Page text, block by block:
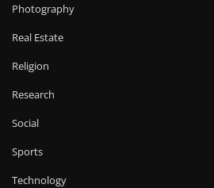
Photography
Real Estate
Religion
Research
Social
Sports
Technology